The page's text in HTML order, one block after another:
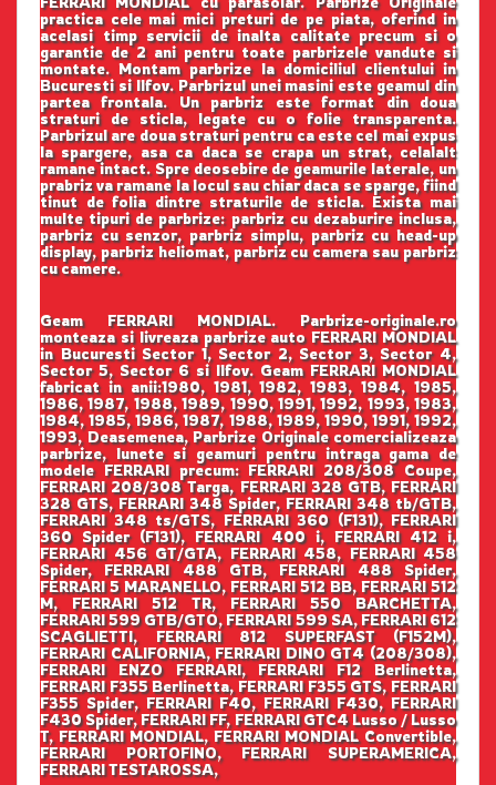
practica cele mai mici preturi de pe piata, oferind in
acelasi timp servicii de inalta calitate precum si o
garantie de 2 ani pentru toate parbrizele vandute si
montate. Montam parbrize la domiciliul clientului in
Bucuresti si Ilfov. Parbrizul unei masini este geamul din
partea frontala. Un parbriz este format din doua
straturi de sticla, legate cu o folie transparenta.
Parbrizul are doua straturi pentru ca este cel mai expus
la spargere, asa ca daca se crapa un strat, celalalt
ramane intact. Spre deosebire de geamurile laterale, un
prabriz va ramane la locul sau chiar daca se sparge, fiind
tinut de folia dintre straturile de sticla. Exista mai
multe tipuri de parbrize: parbriz cu dezaburire inclusa,
parbriz cu senzor, parbriz simplu, parbriz cu head-up
display, parbriz heliomat, parbriz cu camera sau parbriz
cu camere.
Geam FERRARI MONDIAL. Parbrize-originale.ro
monteaza si livreaza parbrize auto FERRARI MONDIAL
in Bucuresti Sector 1, Sector 2, Sector 3, Sector 4,
Sector 5, Sector 6 si Ilfov. Geam FERRARI MONDIAL
fabricat in anii:1980, 1981, 1982, 1983, 1984, 1985,
1986, 1987, 1988, 1989, 1990, 1991, 1992, 1993, 1983,
1984, 1985, 1986, 1987, 1988, 1989, 1990, 1991, 1992,
1993, Deasemenea, Parbrize Originale comercializeaza
parbrize, lunete si geamuri pentru intraga gama de
modele FERRARI precum: FERRARI 208/308 Coupe,
FERRARI 208/308 Targa, FERRARI 328 GTB, FERRARI
328 GTS, FERRARI 348 Spider, FERRARI 348 tb/GTB,
FERRARI 348 ts/GTS, FERRARI 360 (F131), FERRARI
360 Spider (F131), FERRARI 400 i, FERRARI 412 i,
FERRARI 456 GT/GTA, FERRARI 458, FERRARI 458
Spider, FERRARI 488 GTB, FERRARI 488 Spider,
FERRARI 5 MARANELLO, FERRARI 512 BB, FERRARI 512
M, FERRARI 512 TR, FERRARI 550 BARCHETTA,
FERRARI 599 GTB/GTO, FERRARI 599 SA, FERRARI 612
SCAGLIETTI, FERRARI 812 SUPERFAST (F152M),
FERRARI CALIFORNIA, FERRARI DINO GT4 (208/308),
FERRARI ENZO FERRARI, FERRARI F12 Berlinetta,
FERRARI F355 Berlinetta, FERRARI F355 GTS, FERRARI
F355 Spider, FERRARI F40, FERRARI F430, FERRARI
F430 Spider, FERRARI FF, FERRARI GTC4 Lusso / Lusso
T, FERRARI MONDIAL, FERRARI MONDIAL Convertible,
FERRARI PORTOFINO, FERRARI SUPERAMERICA,
FERRARI TESTAROSSA,